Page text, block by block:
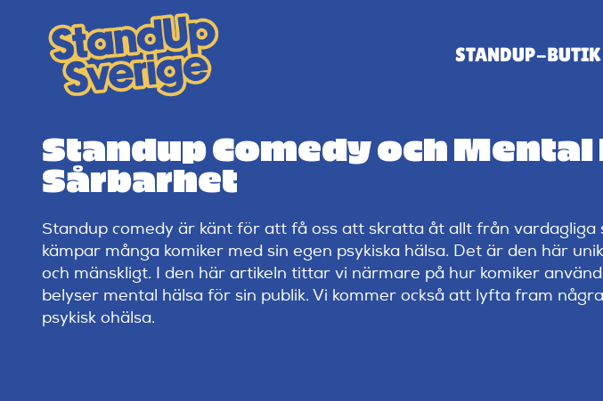
content
STANDUP-BUTIK
Standup Comedy och
Sårbarhet
Standup comedy är känt för att få oss att skratta åt allt från
kämpar många komiker med sin egen psykiska hälsa. Det är den här
och mänskligt. I den här artikeln tittar vi närmare på hur komiker
belyser mental hälsa för sin publik. Vi kommer också att lyfta fram
psykisk ohälsa.